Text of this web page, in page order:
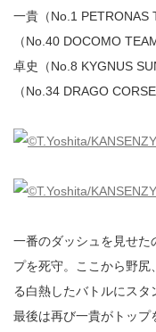
一貴（No.1 PETRONAS
（No.40 DOCOMO
卓史（No.8 KYGNUS
（No.34 DRAGO
一番のダッシュを見せた
プを死守。ここから野
る白熱したバトルにスタ
最後は再び一貴がトッ